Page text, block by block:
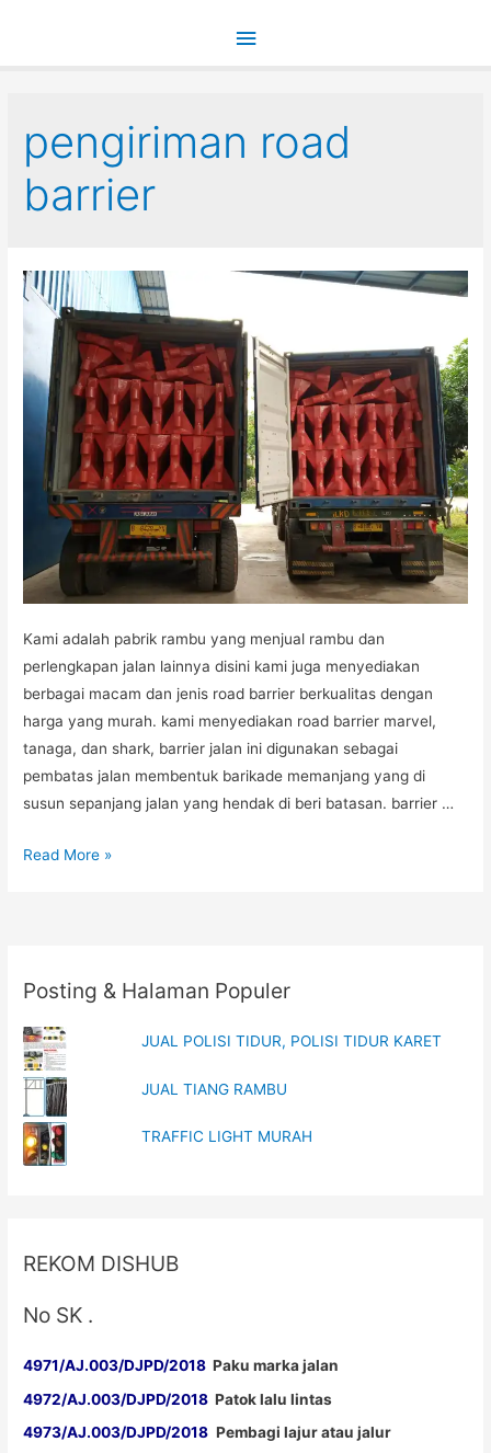
Main
pengiriman road
barrier
Kami adalah pabrik rambu yang menjual rambu dan
perlengkapan jalan lainnya disini kami juga menyediakan
berbagai macam dan jenis road barrier berkualitas dengan
harga yang murah. kami menyediakan road barrier marvel,
tanaga, dan shark, barrier jalan ini digunakan sebagai
pembatas jalan membentuk barikade memanjang yang di
susun sepanjang jalan yang hendak di beri batasan. barrier …
PENGIRIMAN
Read More »
Posting & Halaman Populer
JUAL POLISI TIDUR, POLISI TIDUR KARET
JUAL TIANG RAMBU
TRAFFIC LIGHT MURAH
REKOM DISHUB
No SK .
4971/AJ.003/DJPD/2018 Paku marka jalan
4972/AJ.003/DJPD/2018 Patok lalu lintas
4973/AJ.003/DJPD/2018 Pembagi lajur atau jalur